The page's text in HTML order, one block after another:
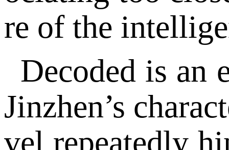
re of the
Decoded is an
Jinzhen’s
vel repeatedly